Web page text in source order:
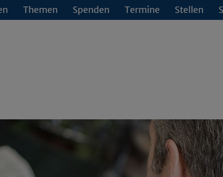
Themen Spenden Termine Stellen